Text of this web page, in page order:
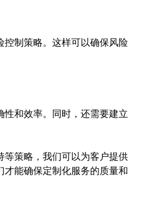
制策略。这样可以确保风险
和效率。同时，还需要建立
策略，我们可以为客户提供
能确保定制化服务的质量和